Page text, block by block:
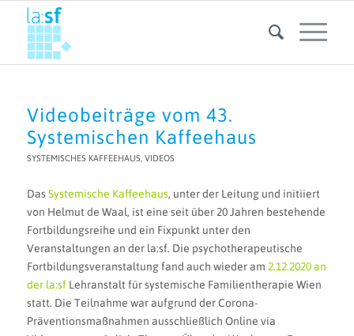
Videobeiträge vom 43.
Systemischen Kaffeehaus
SYSTEMISCHES KAFFEEHAUS, VIDEOS
Das Systemische Kaffeehaus, unter der Leitung und initiiert
von Helmut de Waal, ist eine seit über 20 Jahren bestehende
Fortbildungsreihe und ein Fixpunkt unter den
Veranstaltungen an der la:sf. Die psychotherapeutische
Fortbildungsveranstaltung fand auch wieder am 2.12.2020 an
der la:sfLehranstalt für systemische Familientherapie Wien
statt. Die Teilnahme war aufgrund der Corona-
Präventionsmaßnahmen ausschließlich Online via